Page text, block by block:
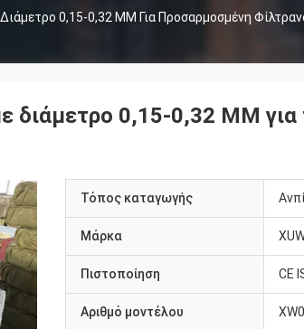
0,15-0,32 MM Για Προσαρμοσμένη
διάμετρο 0,15-0,32 MM
Τόπος καταγωγής
Μάρκα
Πιστοποίηση CE
Αριθμό μοντέλου